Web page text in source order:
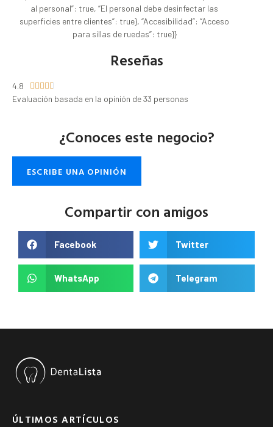
al personal”: true, “El personal debe desinfectar las
superficies entre clientes”: true}, “Accesibilidad”: “Acceso
para sillas de ruedas”: true}}
Reseñas
4.8     
Evaluación basada en la opinión de 33 personas
¿Conoces este negocio?
ESCRIBE UNA OPINIÓN
Compartir con amigos
Facebook Twitter
WhatsApp Telegram
ÚLTIMOS ARTÍCULOS